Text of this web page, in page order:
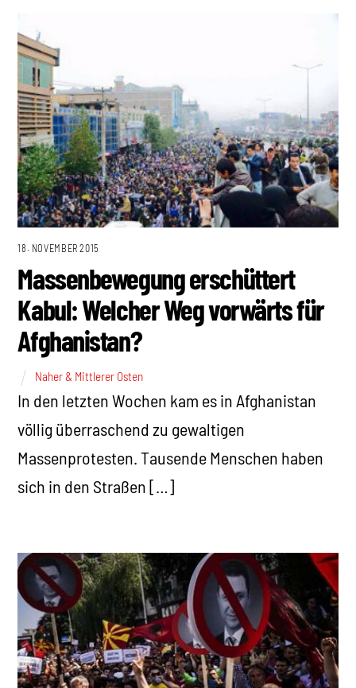
18. NOVEMBER 2015
Massenbewegung erschüttert
Kabul: Welcher Weg vorwärts für
Afghanistan?
Naher & Mittlerer Osten
In den letzten Wochen kam es in Afghanistan
völlig überraschend zu gewaltigen
Massenprotesten. Tausende Menschen haben
sich in den Straßen […]